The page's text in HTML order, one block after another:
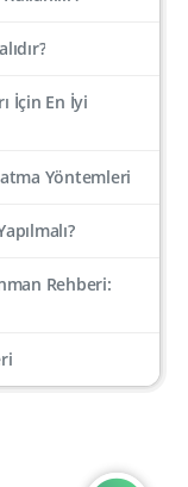
İçin En İyi
Yöntemleri
Rehberi: